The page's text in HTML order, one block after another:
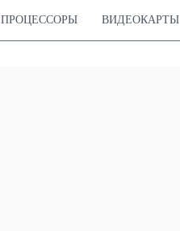
ПРОЦЕССОРЫ ВИДЕОКАРТЫ